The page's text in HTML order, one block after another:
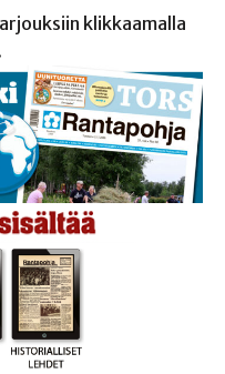
klikkaamalla